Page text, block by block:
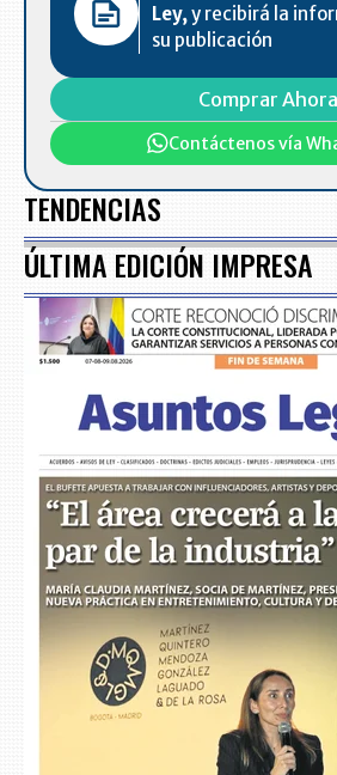
Ley,y recibirá la
su publicación
Comprar Ahora
Contáctenos vía
TENDENCIAS
ÚLTIMA EDICIÓN IMPRESA